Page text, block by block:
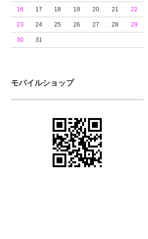
16 17 18 19 20 21 22
23 24 25 26 27 28 29
30 31
モバイルショップ